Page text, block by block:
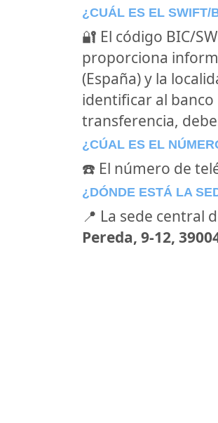
¿CUÁL ES EL SWIFT/
🔐 El código BIC/
proporciona
(España) y la
identificar al
transferencia,
¿CÚAL ES EL
☎️ El número de
¿DÓNDE ESTÁ LA
📍 La sede central
Pereda, 9-12,